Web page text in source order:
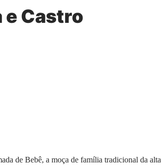
e Castro
de Bebê, a moça de família tradicional da alta